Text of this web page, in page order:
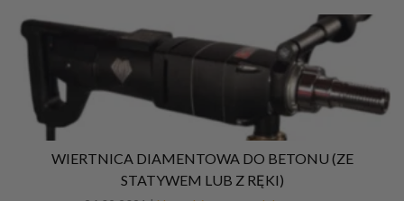
WIERTNICA DIAMENTOWA DO BETONU (ZE
STATYWEM LUB Z RĘKI)